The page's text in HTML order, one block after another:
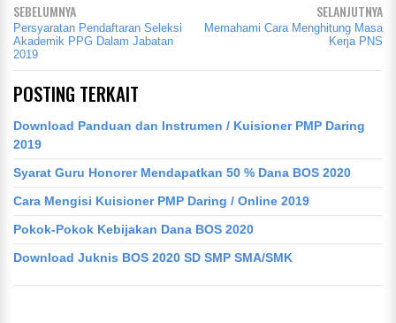
SEBELUMNYA
Persyaratan Pendaftaran Seleksi
Akademik PPG Dalam Jabatan
2019
SELANJUTNYA
Memahami Cara Menghitung Masa
Kerja PNS
POSTING TERKAIT
Download Panduan dan Instrumen / Kuisioner PMP Daring
2019
Syarat Guru Honorer Mendapatkan 50 % Dana BOS 2020
Cara Mengisi Kuisioner PMP Daring / Online 2019
Pokok-Pokok Kebijakan Dana BOS 2020
Download Juknis BOS 2020 SD SMP SMA/SMK